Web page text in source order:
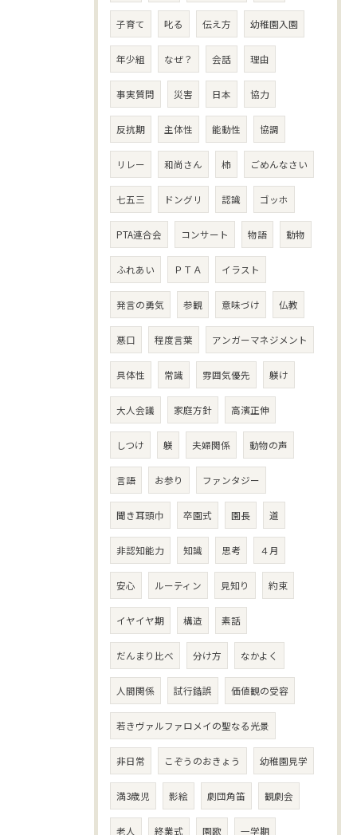
子育て 叱る 伝え方 幼稚園入園
年少組 なぜ？ 会話 理由
事実質問 災害 日本 協力
反抗期 主体性 能動性 協調
リレー 和尚さん 柿 ごめんなさい
七五三 ドングリ 認識 ゴッホ
PTA連合会 コンサート 物語 動物
ふれあい ＰＴＡ イラスト
発言の勇気 参観 意味づけ 仏教
悪口 程度言葉 アンガーマネジメント
具体性 常識 雰囲気優先 躾け
大人会議 家庭方針 高濱正伸
しつけ 躾 夫婦関係 動物の声
言語 お参り ファンタジー
聞き耳頭巾 卒園式 園長 道
非認知能力 知識 思考 ４月
安心 ルーティン 見知り 約束
イヤイヤ期 構造 素話
だんまり比べ 分け方 なかよく
人間関係 試行錯誤 価値観の受容
若きヴァルファロメイの聖なる光景
非日常 こぞうのおきょう 幼稚園見学
満3歳児 影絵 劇団角笛 観劇会
老人 終業式 園歌 一学期